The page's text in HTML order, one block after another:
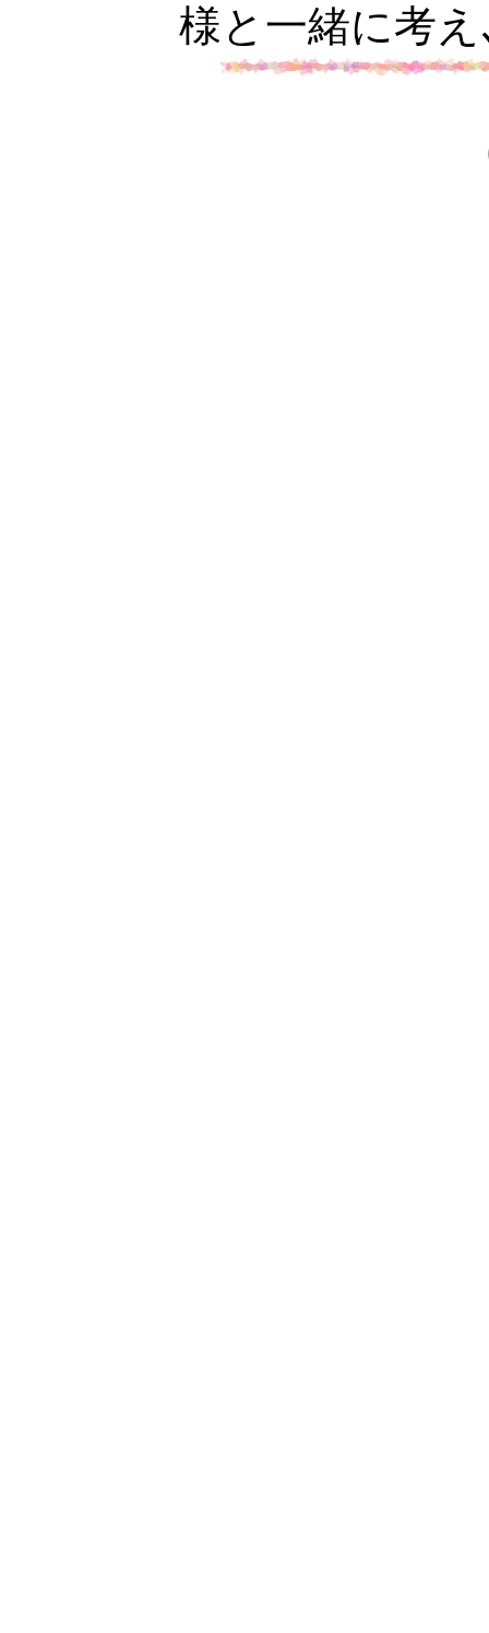
様と一緒に考